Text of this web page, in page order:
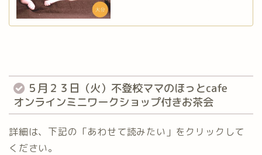
５月２３日（火）不登校ママのほっとcafe
オンラインミニワークショップ付きお茶会
詳細は、下記の「あわせて読みたい」をクリックして
ください。